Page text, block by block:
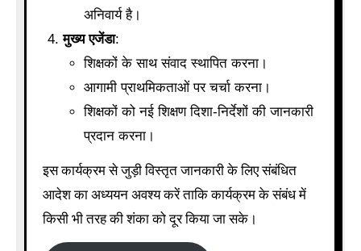
अनिवार्य है।
मुख्य एजेंडा:
शिक्षकों के साथ संवाद स्थापित करना।
आगामी प्राथमिकताओं पर चर्चा करना।
शिक्षकों को नई शिक्षण दिशा-निर्देशों की जानकारी
प्रदान करना।
इस कार्यक्रम से जुड़ी विस्तृत जानकारी के लिए संबंधित
आदेश का अध्ययन अवश्य करें ताकि कार्यक्रम के संबंध में
किसी भी तरह की शंका को दूर किया जा सके।